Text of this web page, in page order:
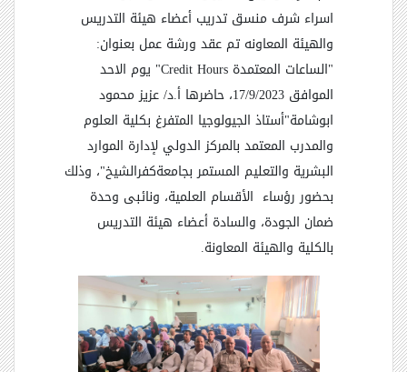
اسراء شرف منسق تدريب أعضاء هيئة التدريس
والهيئة المعاونه تم عقد ورشة عمل بعنوان:
"الساعات المعتمدة Credit Hours" يوم الاحد
الموافق 17/9/2023، حاضرها أ.د/ عزيز محمود
ابوشامة"أستاذ الجيولوجيا المتفرغ بكلية العلوم
والمدرب المعتمد بالمركز الدولي لإدارة الموارد
البشرية والتعليم المستمر بجامعةكفرالشيخ"، وذلك
بحضور رؤساء الأقسام العلمية، ونائبى وحدة
ضمان الجودة، والسادة أعضاء هيئة التدريس
بالكلية والهيئة المعاونة.